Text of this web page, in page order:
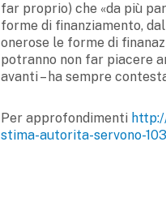
far proprio) che «da più
forme di finanziamento,
onerose le forme di
potranno non far piacere
avanti – ha sempre
Per approfondimenti
stima-autorita-servono-